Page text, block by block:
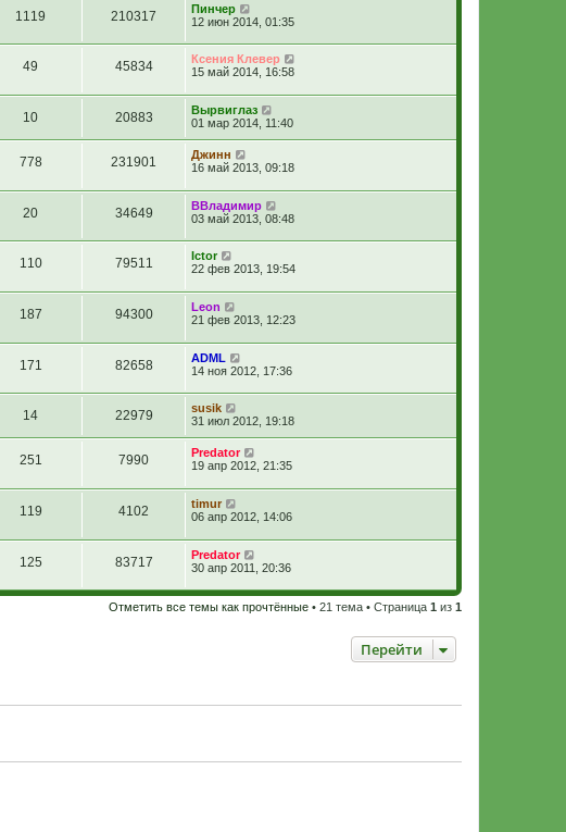
1119 210317
Пинчер
12 июн 2014, 01:35
49 45834
Ксения Клевер
15 май 2014, 16:58
10 20883
Вырвиглаз
01 мар 2014, 11:40
778 231901
Джинн
16 май 2013, 09:18
20 34649
ВВладимир
03 май 2013, 08:48
110 79511
Ictor
22 фев 2013, 19:54
187 94300
Leon
21 фев 2013, 12:23
171 82658
ADML
14 ноя 2012, 17:36
14 22979
susik
31 июл 2012, 19:18
251 7990
Predator
19 апр 2012, 21:35
119 4102
timur
06 апр 2012, 14:06
125 83717
Predator
30 апр 2011, 20:36
Отметить все темы как прочтённые • 21 тема • Страница 1 из 1
Перейти